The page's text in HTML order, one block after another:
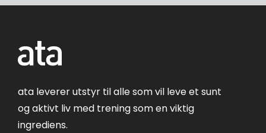
ata leverer utstyr til alle som vil leve et sunt
og aktivt liv med trening som en viktig
ingrediens.